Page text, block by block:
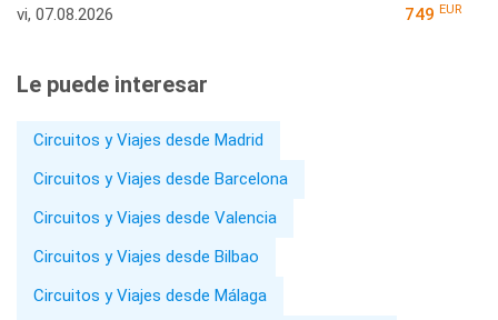
vi, 07.08.2026 749 EUR
Le puede interesar
Circuitos y Viajes desde Madrid
Circuitos y Viajes desde Barcelona
Circuitos y Viajes desde Valencia
Circuitos y Viajes desde Bilbao
Circuitos y Viajes desde Málaga